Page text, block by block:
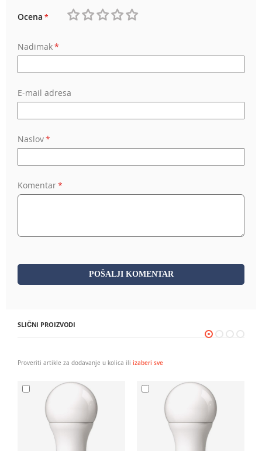
Ocena
Nadimak
E-mail adresa
Naslov
Komentar
POŠALJI KOMENTAR
SLIČNI PROIZVODI
Proveriti artikle za dodavanje u kolica ili izaberi sve